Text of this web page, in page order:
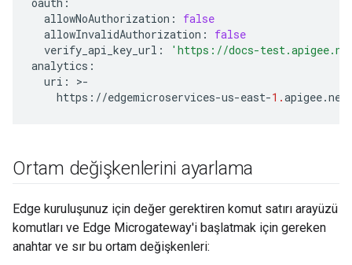
allowNoAuthorization :
false
allowInvalidAuthorization :
false
verify_api_key_url :
'https://docs-
analytics :
uri : >-
https : //edgemicroservices-us-east-1.apigee.net
Ortam değişkenlerini ayarlama
Edge kuruluşunuz için değer gerektiren komut satırı arayüzü
komutları ve Edge Microgateway'i başlatmak için gereken
anahtar ve sır bu ortam değişkenleri: